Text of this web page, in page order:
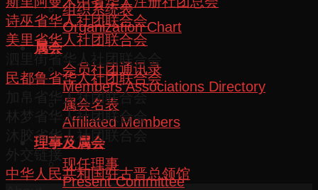
组织系统表
Organization Chart
属会
会员社团通讯录
Members Associations Directory
属会名表
Affiliated Members
理事及属会
现任理事
Present Committee
诗巫省华人社团联合会
美里省华人社团联合会
泗里街省华人社团联合会
民都鲁省华人社团联合会
加帛省华人社团联合会
林梦省华人社团联合会
沐胶省华人社团联合会
外交链接
中华人民共和国驻古晋总领馆